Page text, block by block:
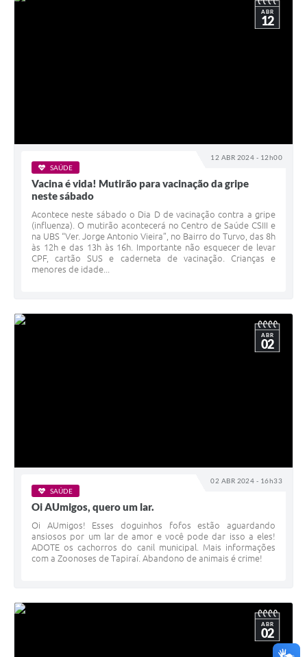
12 ABR 2024 - 12h00
ABR
12
SAÚDE
Vacina é vida! Mutirão para vacinação da gripe
neste sábado
Acontece neste sábado o Dia D de vacinação contra a gripe
(influenza). O mutirão acontecerá no Centro de Saúde CSIII e
na UBS “Ver. Jorge Antonio Vieira”, no Bairro do Turvo, das 8h
às 12h e das 13h às 16h. Importante não esquecer de levar
CPF, cartão SUS e caderneta de vacinação. Crianças e
menores de idade...
02 ABR 2024 - 16h33
ABR
02
SAÚDE
Oi AUmigos, quero um lar.
Oi AUmigos! Esses doguinhos fofos estão aguardando
ansiosos por um lar de amor e você pode dar isso a eles!
ADOTE os cachorros do canil municipal. Mais informações
com a Zoonoses de Tapiraí. Abandono de animais é crime!
ABR
02